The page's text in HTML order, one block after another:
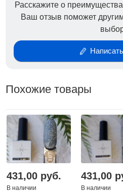
Расскажите о
Ваш отзыв поможет
Похожие товары
431,00 руб.
В наличии
431,00
В наличии